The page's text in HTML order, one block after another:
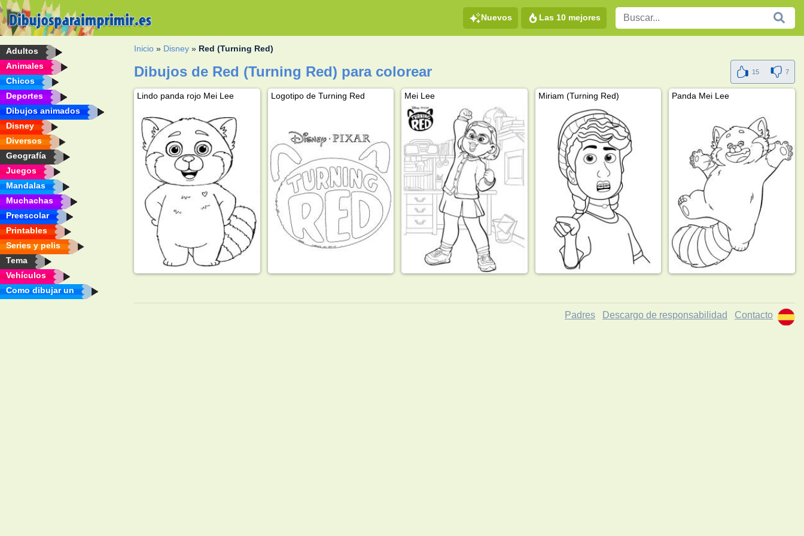
Nuevos Las 10 mejores
Adultos
Animales
Chicos
Deportes
Dibujos animados
Disney
Diversos
Geografía
Juegos
Mandalas
Muchachas
Preescolar
Printables
Series y pelis
Tema
Vehículos
Como dibujar un
Inicio » Disney » Red (Turning Red)
Dibujos de Red (Turning Red) para colorear 15 7
Lindo panda rojo Mei Lee Logotipo de Turning Red Mei Lee Miriam (Turning Red) Panda Mei Lee
Padres Descargo de responsabilidad Contacto